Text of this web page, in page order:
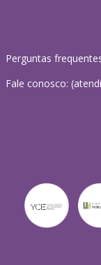
Perguntas
Fale conosco: